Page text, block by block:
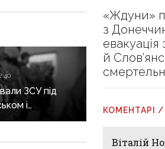
ЗСУ під
і
по 15
«Ждуни»
з
й
КОМЕНТАРІ
Віталій